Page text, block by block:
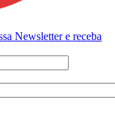
Newsletter e receba